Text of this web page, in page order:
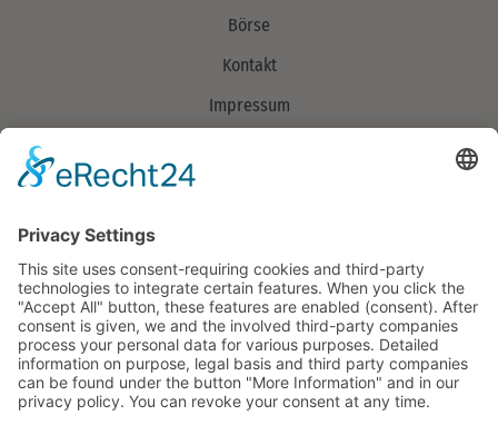
Börse
Kontakt
Impressum
> Mitglieder
Aufgaben
Organisation
Team